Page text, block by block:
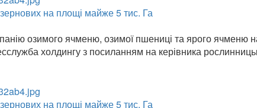
на площі майже 5 тис. Га
озимого ячменю, озимої пшениці та ярого ячменю
холдингу з посиланням на керівника
на площі майже 5 тис. Га